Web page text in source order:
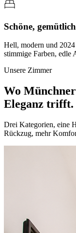
Schöne,
Hell, modern und
stimmige Farben, edle
Unsere Zimmer
Wo
Eleganz trifft.
Drei Kategorien, eine
Rückzug, mehr